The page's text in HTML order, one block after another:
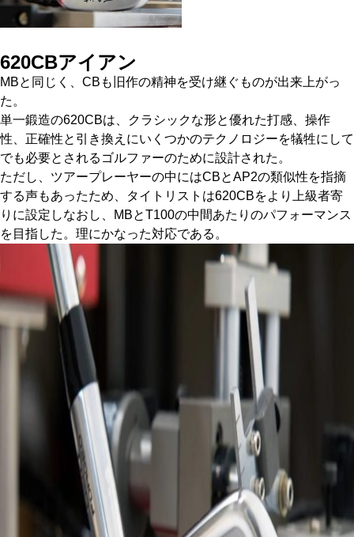
620CBアイアン
MBと同じく、CBも旧作の精神を受け継ぐものが出来上がっ
た。
単一鍛造の620CBは、クラシックな形と優れた打感、操作
性、正確性と引き換えにいくつかのテクノロジーを犠牲にして
でも必要とされるゴルファーのために設計された。
ただし、ツアープレーヤーの中にはCBとAP2の類似性を指摘
する声もあったため、タイトリストは620CBをより上級者寄
りに設定しなおし、MBとT100の中間あたりのパフォーマンス
を目指した。理にかなった対応である。